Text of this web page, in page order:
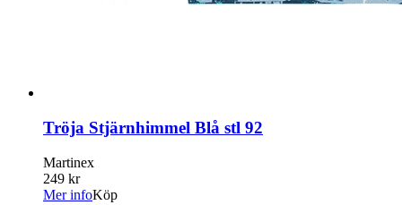
Tröja Stjärnhimmel Blå stl 92
Martinex
249 kr
Mer infoKöp